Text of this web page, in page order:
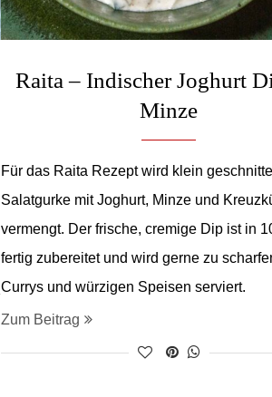
Raita – Indischer Joghurt
Minze
Für das Raita Rezept wird klein
Salatgurke mit Joghurt, Minze und
vermengt. Der frische, cremige Dip ist in
fertig zubereitet und wird gerne zu
Currys und würzigen Speisen serviert.
Zum Beitrag